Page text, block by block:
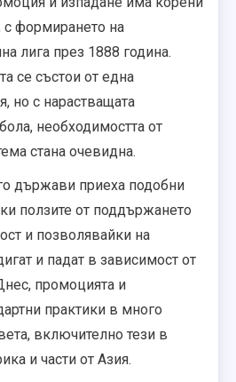
с формирането на
лига през 1888 година.
се състои от една
но с нарастващата
необходимостта от
стана очевидна.
държави приеха подобни
ползите от поддържането
и позволявайки на
и падат в зависимост от
промоцията и
практики в много
включително тези в
и части от Азия.